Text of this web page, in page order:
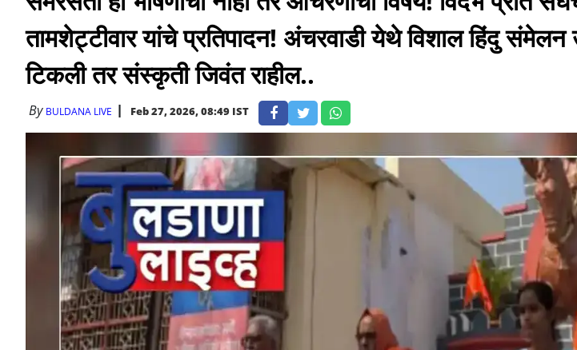
तामशेट्टीवार यांचे प्रतिपादन! अंचरवाडी येथे विशाल हिंदु
टिकली तर संस्कृती जिवंत राहील..
By BULDANA LIVE Feb 27, 2026, 08:49 IST